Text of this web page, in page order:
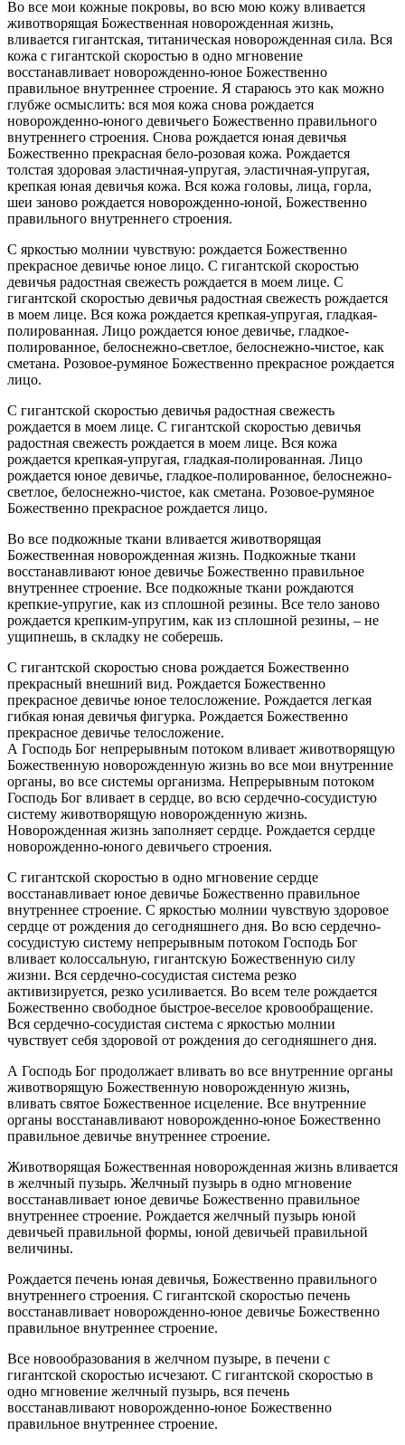
Во все мои кожные покровы, во всю мою кожу вливается
животворящая Божественная новорожденная жизнь,
вливается гигантская, титаническая новорожденная сила. Вся
кожа с гигантской скоростью в одно мгновение
восстанавливает новорожденно-юное Божественно
правильное внутреннее строение. Я стараюсь это как можно
глубже осмыслить: вся моя кожа снова рождается
новорожденно-юного девичьего Божественно правильного
внутреннего строения. Снова рождается юная девичья
Божественно прекрасная бело-розовая кожа. Рождается
толстая здоровая эластичная-упругая, эластичная-упругая,
крепкая юная девичья кожа. Вся кожа головы, лица, горла,
шеи заново рождается новорожденно-юной, Божественно
правильного внутреннего строения.
С яркостью молнии чувствую: рождается Божественно
прекрасное девичье юное лицо. С гигантской скоростью
девичья радостная свежесть рождается в моем лице. С
гигантской скоростью девичья радостная свежесть рождается
в моем лице. Вся кожа рождается крепкая-упругая, гладкая-
полированная. Лицо рождается юное девичье, гладкое-
полированное, белоснежно-светлое, белоснежно-чистое, как
сметана. Розовое-румяное Божественно прекрасное рождается
лицо.
С гигантской скоростью девичья радостная свежесть
рождается в моем лице. С гигантской скоростью девичья
радостная свежесть рождается в моем лице. Вся кожа
рождается крепкая-упругая, гладкая-полированная. Лицо
рождается юное девичье, гладкое-полированное, белоснежно-
светлое, белоснежно-чистое, как сметана. Розовое-румяное
Божественно прекрасное рождается лицо.
Во все подкожные ткани вливается животворящая
Божественная новорожденная жизнь. Подкожные ткани
восстанавливают юное девичье Божественно правильное
внутреннее строение. Все подкожные ткани рождаются
крепкие-упругие, как из сплошной резины. Все тело заново
рождается крепким-упругим, как из сплошной резины, – не
ущипнешь, в складку не соберешь.
С гигантской скоростью снова рождается Божественно
прекрасный внешний вид. Рождается Божественно
прекрасное девичье юное телосложение. Рождается легкая
гибкая юная девичья фигурка. Рождается Божественно
прекрасное девичье телосложение.
А Господь Бог непрерывным потоком вливает животворящую
Божественную новорожденную жизнь во все мои внутренние
органы, во все системы организма. Непрерывным потоком
Господь Бог вливает в сердце, во всю сердечно-сосудистую
систему животворящую новорожденную жизнь.
Новорожденная жизнь заполняет сердце. Рождается сердце
новорожденно-юного девичьего строения.
С гигантской скоростью в одно мгновение сердце
восстанавливает юное девичье Божественно правильное
внутреннее строение. С яркостью молнии чувствую здоровое
сердце от рождения до сегодняшнего дня. Во всю сердечно-
сосудистую систему непрерывным потоком Господь Бог
вливает колоссальную, гигантскую Божественную силу
жизни. Вся сердечно-сосудистая система резко
активизируется, резко усиливается. Во всем теле рождается
Божественно свободное быстрое-веселое кровообращение.
Вся сердечно-сосудистая система с яркостью молнии
чувствует себя здоровой от рождения до сегодняшнего дня.
А Господь Бог продолжает вливать во все внутренние органы
животворящую Божественную новорожденную жизнь,
вливать святое Божественное исцеление. Все внутренние
органы восстанавливают новорожденно-юное Божественно
правильное девичье внутреннее строение.
Животворящая Божественная новорожденная жизнь вливается
в желчный пузырь. Желчный пузырь в одно мгновение
восстанавливает юное девичье Божественно правильное
внутреннее строение. Рождается желчный пузырь юной
девичьей правильной формы, юной девичьей правильной
величины.
Рождается печень юная девичья, Божественно правильного
внутреннего строения. С гигантской скоростью печень
восстанавливает новорожденно-юное девичье Божественно
правильное внутреннее строение.
Все новообразования в желчном пузыре, в печени с
гигантской скоростью исчезают. С гигантской скоростью в
одно мгновение желчный пузырь, вся печень
восстанавливают новорожденно-юное Божественно
правильное внутреннее строение.